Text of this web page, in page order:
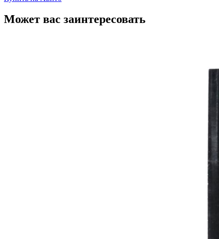
Может вас заинтересовать